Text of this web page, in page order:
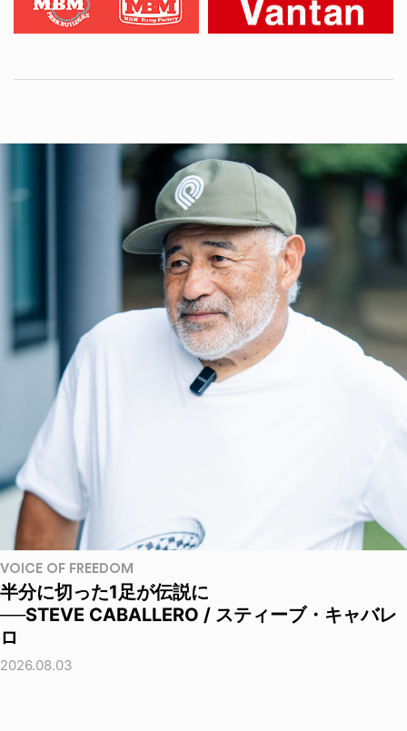
VOICE OF FREEDOM
半分に切った1足が伝説に
──STEVE CABALLERO / スティーブ・キャバレ
ロ
2026.08.03